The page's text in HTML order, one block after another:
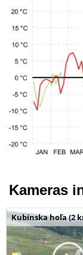
Kameras
Kubínska hoľa (2